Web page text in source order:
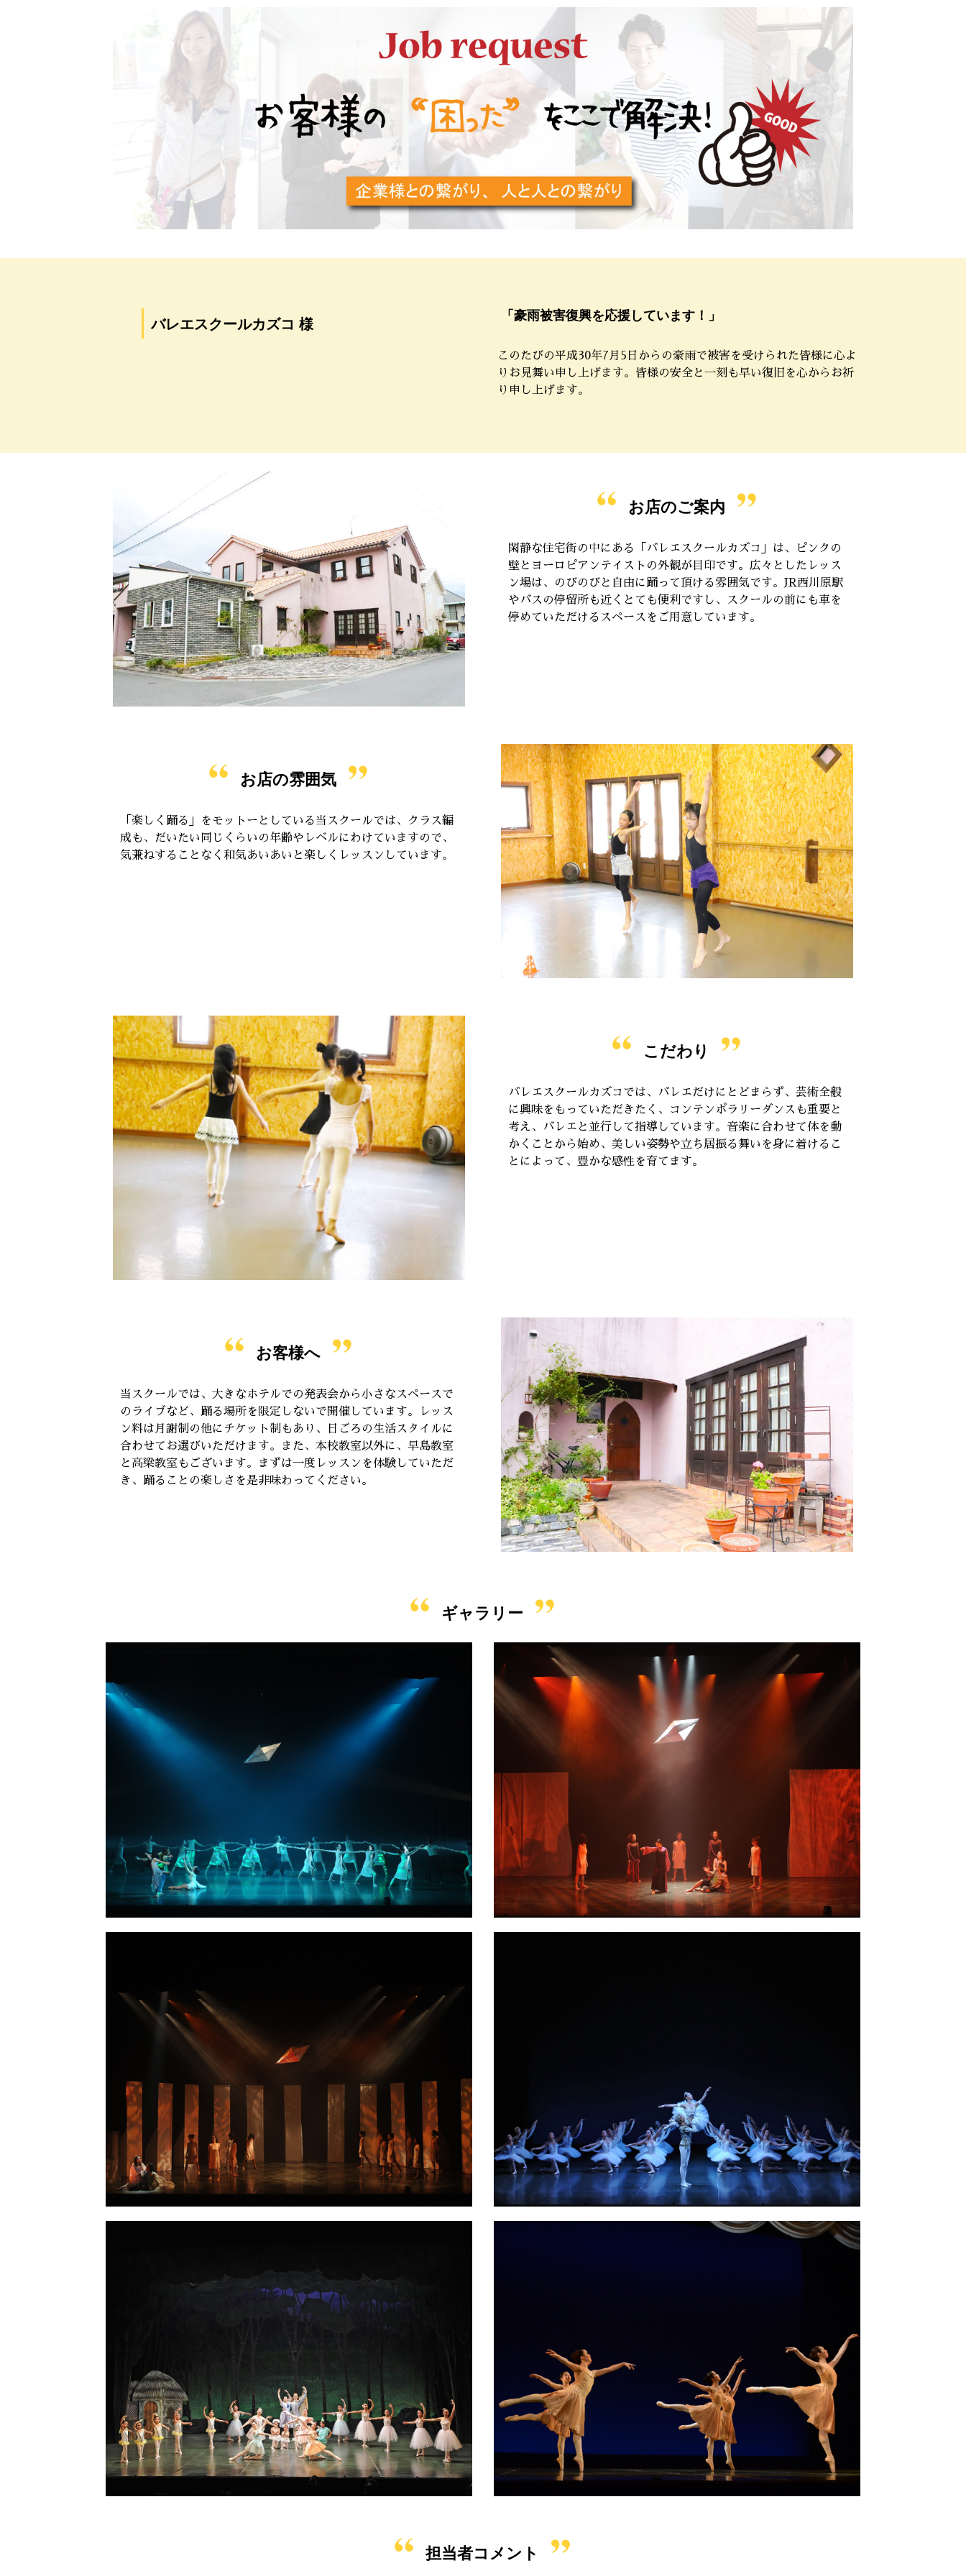
バレエスクールカズコ 様 「豪雨被害復興を応援しています！」
このたびの平成30年7月5日からの豪雨で被害を受けられた皆様に心よ
りお見舞い申し上げます。皆様の安全と一刻も早い復旧を心からお祈
り申し上げます。
お店のご案内
閑静な住宅街の中にある「バレエスクールカズコ」は、ピンクの
壁とヨーロピアンテイストの外観が目印です。広々としたレッス
ン場は、のびのびと自由に踊って頂ける雰囲気です。JR西川原駅
やバスの停留所も近くとても便利ですし、スクールの前にも車を
停めていただけるスペースをご用意しています。
お店の雰囲気
「楽しく踊る」をモットーとしている当スクールでは、クラス編
成も、だいたい同じくらいの年齢やレベルにわけていますので、
気兼ねすることなく和気あいあいと楽しくレッスンしています。
こだわり
バレエスクールカズコでは、バレエだけにとどまらず、芸術全般
に興味をもっていただきたく、コンテンポラリーダンスも重要と
考え、バレエと並行して指導しています。音楽に合わせて体を動
かくことから始め、美しい姿勢や立ち居振る舞いを身に着けるこ
とによって、豊かな感性を育てます。
お客様へ
当スクールでは、大きなホテルでの発表会から小さなスペースで
のライブなど、踊る場所を限定しないで開催しています。レッス
ン料は月謝制の他にチケット制もあり、日ごろの生活スタイルに
合わせてお選びいただけます。また、本校教室以外に、早島教室
と高梁教室もございます。まずは一度レッスンを体験していただ
き、踊ることの楽しさを是非味わってください。
ギャラリー
担当者コメント